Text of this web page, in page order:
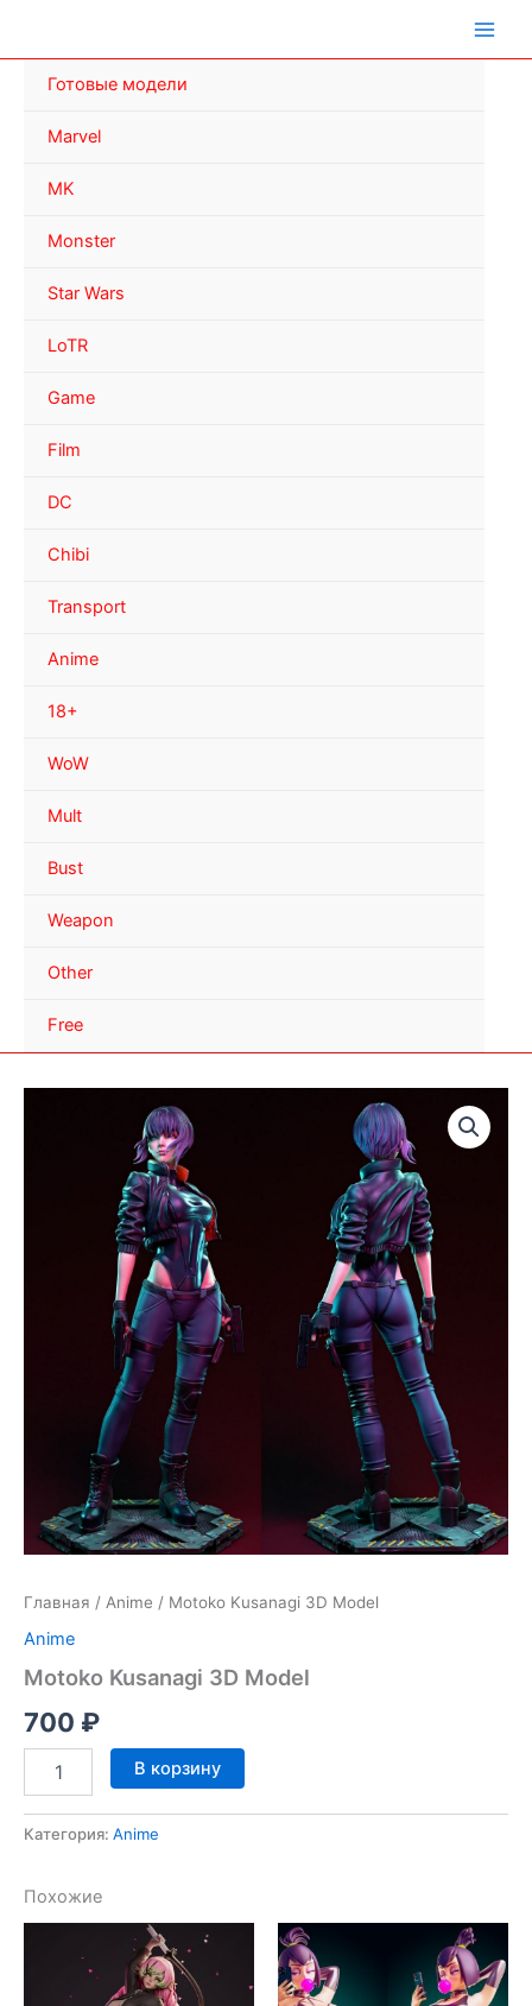
Готовые модели
Marvel
MK
Monster
Star Wars
LoTR
Game
Film
DC
Chibi
Transport
Anime
18+
WoW
Mult
Bust
Weapon
Other
Free
Главная / Anime / Motoko Kusanagi 3D Model
Anime
Motoko Kusanagi 3D Model
700 ₽
Количество
товара
Kusanagi
В корзину
Категория: Anime
Похожие